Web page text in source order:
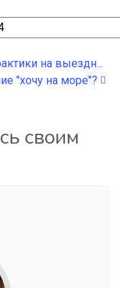
на выездн...
"хочу на море"?
своим